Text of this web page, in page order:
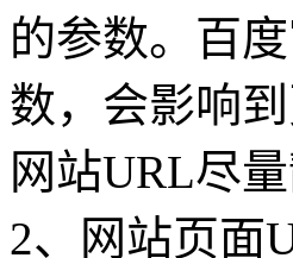
的参数。百
数，会影响
网站URL尽量
2、网站页面